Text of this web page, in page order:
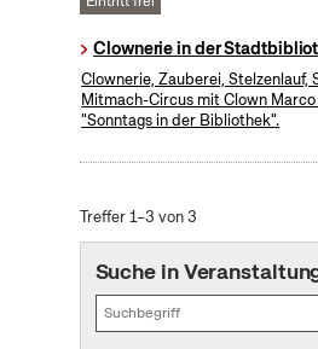
Clownerie in der
Clownerie, Zauberei, Stelzenlauf,
Mitmach-Circus mit Clown
"Sonntags in der Bibliothek".
Treffer 1–3 von 3
Suche in